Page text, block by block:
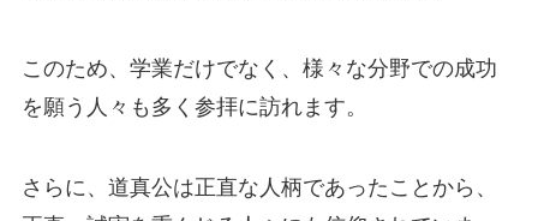
このため、学業だけでなく、様々な分野での成功
を願う人々も多く参拝に訪れます。
さらに、道真公は正直な人柄であったことから、